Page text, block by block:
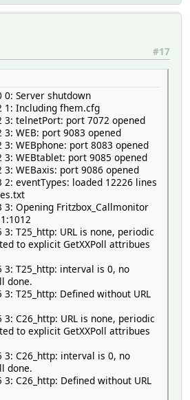
#17
0: Server shutdown
1: Including fhem.cfg
3: telnetPort: port 7072 opened
3: WEB: port 9083 opened
3: WEBphone: port 8083 opened
3: WEBtablet: port 9085 opened
3: WEBaxis: port 9086 opened
2: eventTypes: loaded 12226 lines
3: Opening Fritzbox_Callmonitor
T25_http: URL is none, periodic
to explicit GetXXPoll attribues
3: T25_http: interval is 0, no
done.
3: T25_http: Defined without URL
C26_http: URL is none, periodic
to explicit GetXXPoll attribues
3: C26_http: interval is 0, no
done.
3: C26_http: Defined without URL